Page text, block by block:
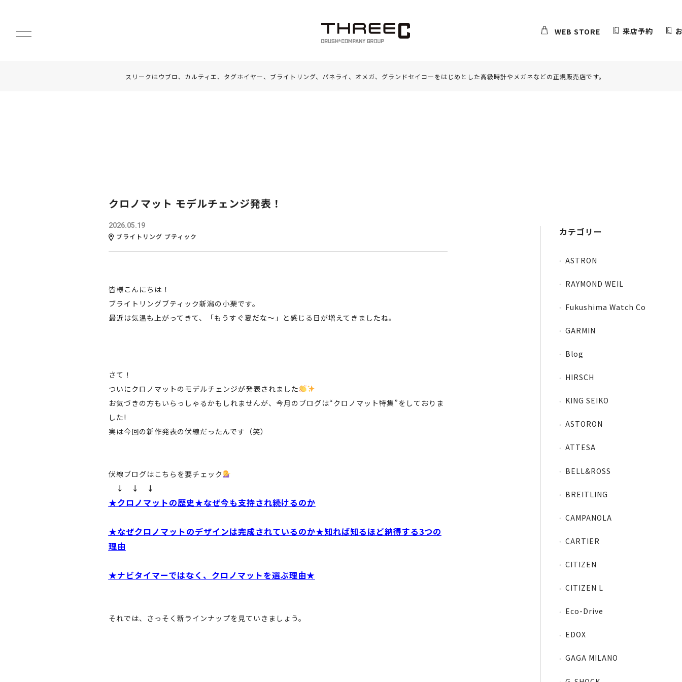
WEB STORE 来店予約
スリークはウブロ、カルティエ、タグホイヤー、ブライトリング、パネライ、オメガ、グランドセイコーをはじめとした高級時計やメガネなどの正規販売店です。
クロノマット モデルチェンジ発表！
2026.05.19
ブライトリング ブティック
皆様こんにちは！
ブライトリングブティック新潟の小栗です。
最近は気温も上がってきて、「もうすぐ夏だな〜」と感じる日が増えてきましたね。
さて！
ついにクロノマットのモデルチェンジが発表されました
お気づきの方もいらっしゃるかもしれませんが、今月のブログは“クロノマット特集”をしておりま
した!
実は今回の新作発表の伏線だったんです（笑）
伏線ブログはこちらを要チェック
↓ ↓ ↓
★クロノマットの歴史★なぜ今も支持され続けるのか
★なぜクロノマットのデザインは完成されているのか★知れば知るほど納得する3つの
理由
★ナビタイマーではなく、クロノマットを選ぶ理由★
それでは、さっそく新ラインナップを見ていきましょう。
カテゴリー
ASTRON
RAYMOND WEIL
Fukushima Watch Co
GARMIN
Blog
HIRSCH
KING SEIKO
ASTORON
ATTESA
BELL&ROSS
BREITLING
CAMPANOLA
CARTIER
CITIZEN
CITIZEN L
Eco-Drive
EDOX
GAGA MILANO